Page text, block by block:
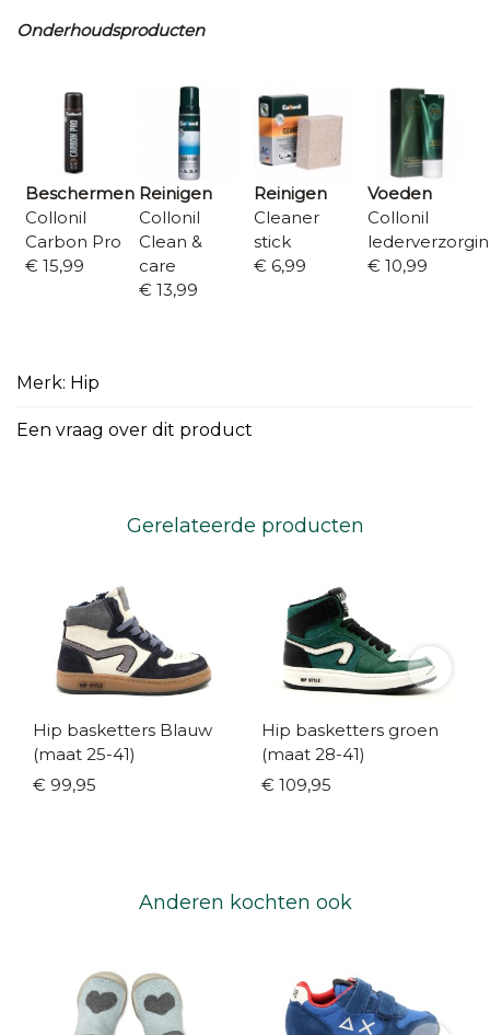
Onderhoudsproducten
Beschermen
Collonil
Carbon Pro
€ 15,99
Reinigen
Collonil
Clean &
care
€ 13,99
Reinigen
Cleaner
stick
€ 6,99
Voeden
Collonil
€ 10,99
Merk: Hip
Een vraag over dit product
Gerelateerde producten
Hip basketters Blauw
(maat 25-41)
€ 99,95
Hip basketters groen
(maat 28-41)
€ 109,95
Anderen kochten ook